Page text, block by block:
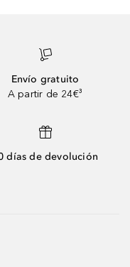
Envío gratuito
A partir de 24€³
días de devolución